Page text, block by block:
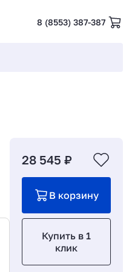
8 (8553) 387-387
28 545 ₽
В корзину
Купить в 1
клик